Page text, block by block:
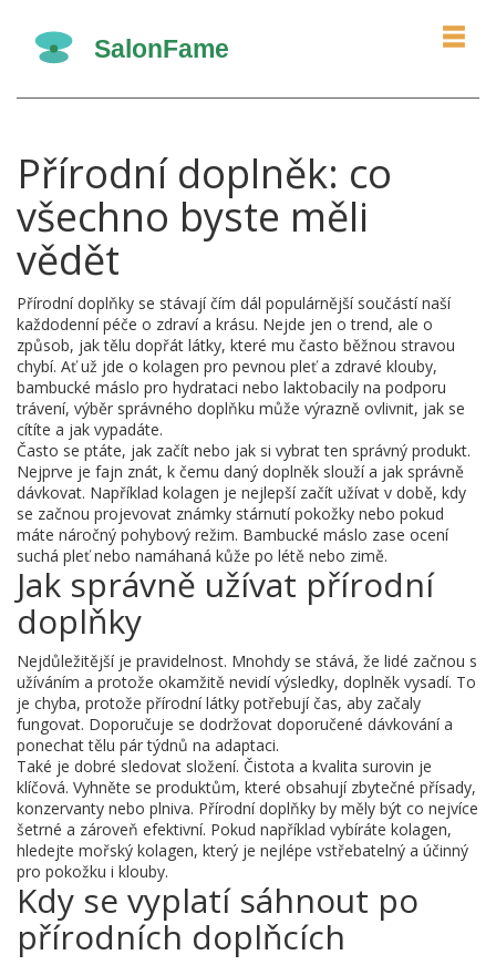
Přírodní doplněk: co
všechno byste měli
vědět
Přírodní doplňky se stávají čím dál populárnější součástí naší
každodenní péče o zdraví a krásu. Nejde jen o trend, ale o
způsob, jak tělu dopřát látky, které mu často běžnou stravou
chybí. Ať už jde o kolagen pro pevnou pleť a zdravé klouby,
bambucké máslo pro hydrataci nebo laktobacily na podporu
trávení, výběr správného doplňku může výrazně ovlivnit, jak se
cítíte a jak vypadáte.
Často se ptáte, jak začít nebo jak si vybrat ten správný produkt.
Nejprve je fajn znát, k čemu daný doplněk slouží a jak správně
dávkovat. Například kolagen je nejlepší začít užívat v době, kdy
se začnou projevovat známky stárnutí pokožky nebo pokud
máte náročný pohybový režim. Bambucké máslo zase ocení
suchá pleť nebo namáhaná kůže po létě nebo zimě.
Jak správně užívat přírodní
doplňky
Nejdůležitější je pravidelnost. Mnohdy se stává, že lidé začnou s
užíváním a protože okamžitě nevidí výsledky, doplněk vysadí. To
je chyba, protože přírodní látky potřebují čas, aby začaly
fungovat. Doporučuje se dodržovat doporučené dávkování a
ponechat tělu pár týdnů na adaptaci.
Také je dobré sledovat složení. Čistota a kvalita surovin je
klíčová. Vyhněte se produktům, které obsahují zbytečné přísady,
konzervanty nebo plniva. Přírodní doplňky by měly být co nejvíce
šetrné a zároveň efektivní. Pokud například vybíráte kolagen,
hledejte mořský kolagen, který je nejlépe vstřebatelný a účinný
pro pokožku i klouby.
Kdy se vyplatí sáhnout po
přírodních doplňcích